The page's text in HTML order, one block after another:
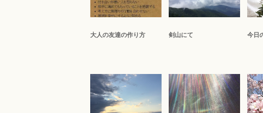
大人の友達の作り方 剣山にて 今日